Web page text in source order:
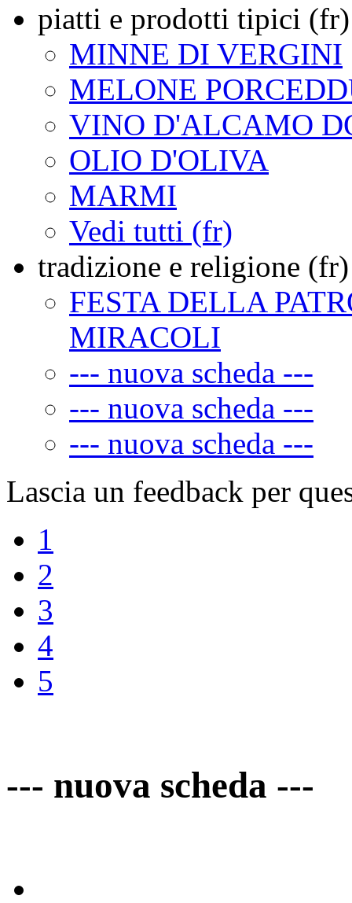
piatti e prodotti tipici (fr)
MINNE DI VERGINI
MELONE
VINO D'ALCAMO
OLIO D'OLIVA
MARMI
Vedi tutti (fr)
tradizione e religione (fr)
FESTA DELLA
MIRACOLI
--- nuova scheda ---
--- nuova scheda ---
--- nuova scheda ---
Lascia un feedback per
1
2
3
4
5
--- nuova scheda ---